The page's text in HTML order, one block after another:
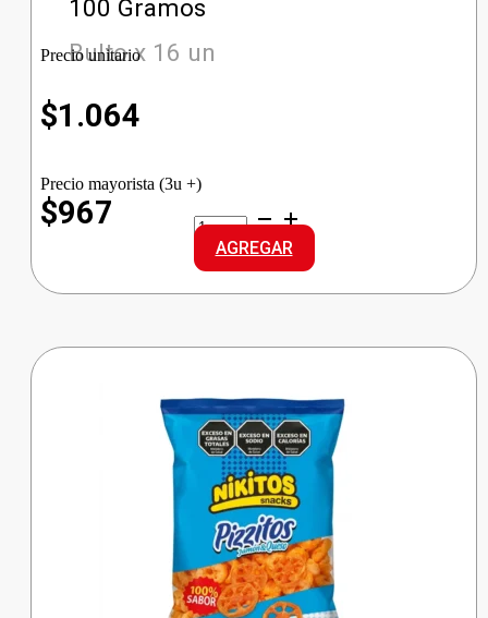
100 Gramos
Bulto x 16 un
Precio unitario
$1.064
Precio mayorista (3u +)
$967
CASTELL
ACEITUNA
DOY
VERDES
cantidad
AGREGAR